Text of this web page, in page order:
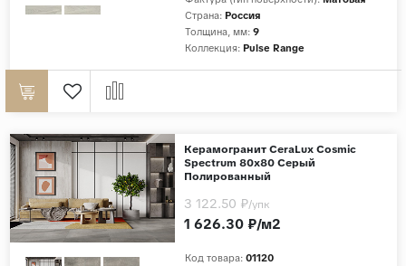
Страна: Россия
Толщина, мм: 9
Коллекция: Pulse Range
Керамогранит CeraLux Cosmic
Spectrum 80x80 Серый
Полированный
Код товара: 01120
1 626.30 ₽/м2
3 122.50 ₽/упк